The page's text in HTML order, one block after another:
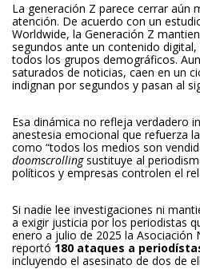
La generación Z parece cerrar aún
atención. De acuerdo con un
Worldwide, la Generación Z
segundos ante un contenido
todos los grupos demográficos.
saturados de noticias, caen en un
indignan por segundos y pasan al
Esa dinámica no refleja verdadero
anestesia emocional que refuerza
como “todos los medios son
doomscrollingsustituye al
políticos y empresas controlen el
Si nadie lee investigaciones ni
a exigir justicia por los periodistas
enero a julio de 2025 la Asociación
reportó 180 ataques a
incluyendo el asesinato de dos de